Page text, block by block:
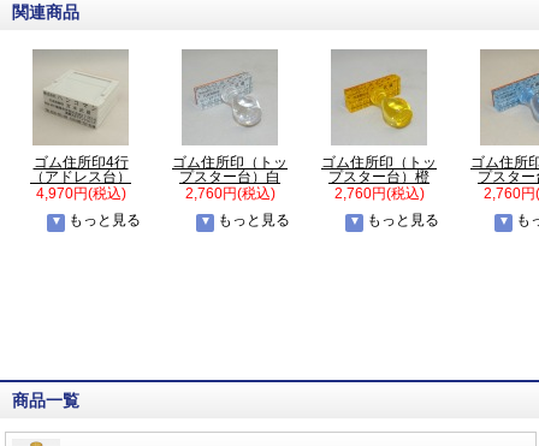
関連商品
ゴム住所印4行
（アドレス台）
4,970円(税込)
もっと見る
ゴム住所印（トッ
プスター台）白
2,760円(税込)
もっと見る
ゴム住所印（トッ
プスター台）橙
2,760円(税込)
もっと見る
ゴム住所
プスタ
2,760円
も
商品一覧